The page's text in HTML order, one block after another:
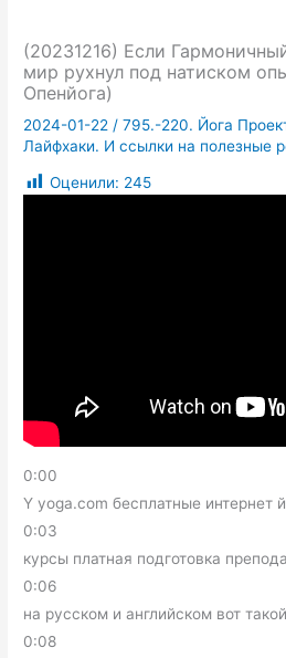
(20231216) Если
мир рухнул под натиском
Опенйога)
2024-01-22 /795.-220. Йога
Лайфхаки. И ссылки на полезные
Оценили: 245
0:00
Y yoga.com бесплатные интернет
0:03
курсы платная подготовка
0:06
на русском и английском вот
0:08